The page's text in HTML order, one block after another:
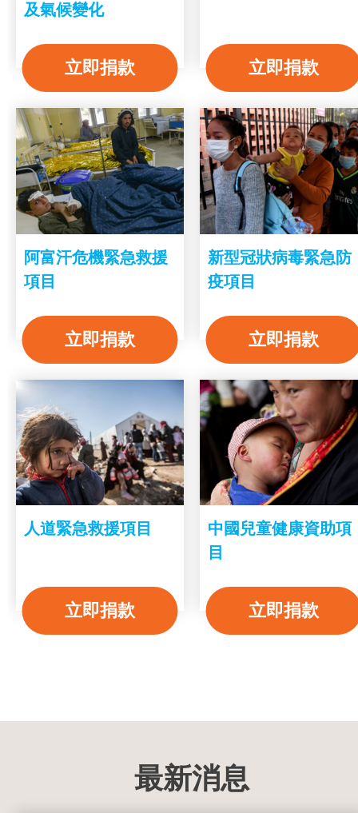
及氣候變化
立即捐款 立即捐款
阿富汗危機緊急救援
項目
立即捐款
新型冠狀病毒緊急防
疫項目
立即捐款
人道緊急救援項目
立即捐款
中國兒童健康資助項
目
立即捐款
最新消息